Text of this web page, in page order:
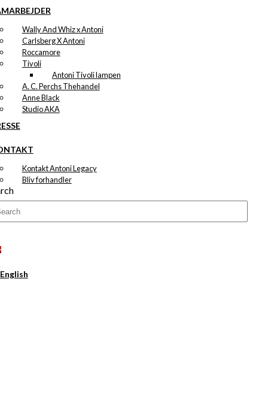
Wally And Whiz x Antoni
Carlsberg X Antoni
Roccamore
Tivoli
Antoni Tivoli lampen
A. C. Perchs Thehandel
Anne Black
Studio AKA
Kontakt Antoni Legacy
Bliv forhandler